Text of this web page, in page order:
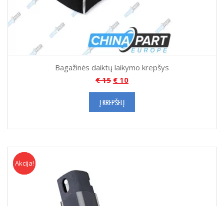
Bagažinės daiktų laikymo krepšys
€15 € 10
Į KREPŠELĮ
Akcija
Akcija!